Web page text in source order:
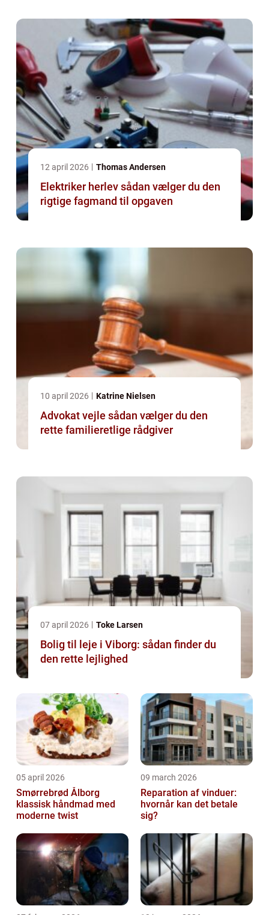
12 april 2026 Thomas Andersen
Elektriker herlev sådan vælger du den
rigtige fagmand til opgaven
10 april 2026 Katrine Nielsen
Advokat vejle sådan vælger du den
rette familieretlige rådgiver
07 april 2026 Toke Larsen
Bolig til leje i Viborg: sådan finder du
den rette lejlighed
05 april 2026
Smørrebrød Ålborg
klassisk håndmad med
moderne twist
09 march 2026
Reparation af vinduer:
hvornår kan det betale
sig?